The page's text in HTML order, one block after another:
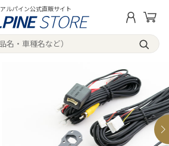
アルパイン公式直販サイト